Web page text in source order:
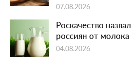
07.08.2026
Роскачество
россиян от молока
04.08.2026